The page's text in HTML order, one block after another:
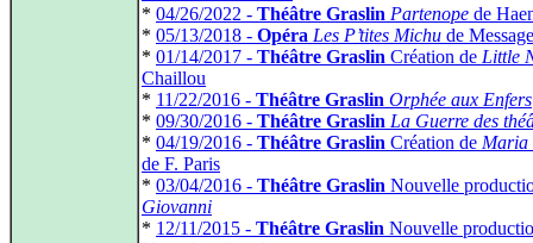
* 04/26/2022 - Théâtre Graslin Partenope de
* 05/13/2018 - Opéra Les P’tites Michu de
* 01/14/2017 - Théâtre Graslin Création de Little
Chaillou
* 11/22/2016 - Théâtre Graslin Orphée aux Enfers
* 09/30/2016 - Théâtre Graslin La Guerre des
* 04/19/2016 - Théâtre Graslin Création de Maria
de F. Paris
* 03/04/2016 - Théâtre Graslin Nouvelle
Giovanni
* 12/11/2015 - Théâtre Graslin Nouvelle